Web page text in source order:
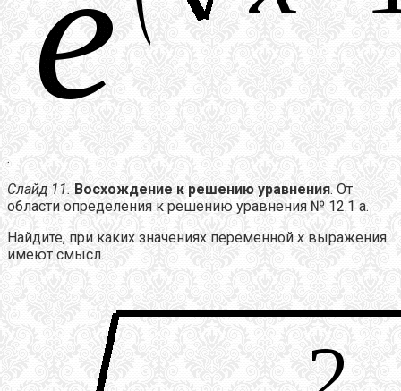
.
Слайд 11. Восхождение к решению уравнения. От
области определения к решению уравнения № 12.1 а.
Найдите, при каких значениях переменнойх выражения
имеют смысл.